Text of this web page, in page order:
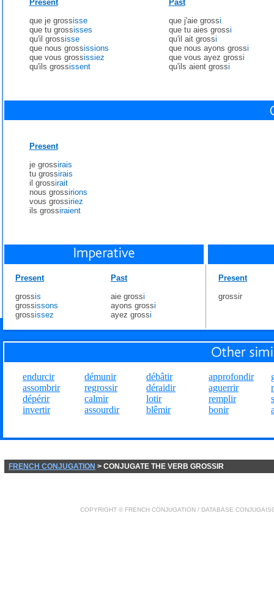
Present
que je grossisse
que tu grossisses
qu'il grossisse
que nous grossissions
que vous grossissiez
qu'ils grossissent
Past
que j'aie grossi
que tu aies grossi
qu'il ait grossi
que nous ayons grossi
que vous ayez grossi
qu'ils aient grossi
Present
je grossirais
tu grossirais
il grossirait
nous grossirions
vous grossiriez
ils grossiraient
Present
grossis
grossissons
grossissez
Past
aie grossi
ayons grossi
ayez grossi
Present
grossir
endurcir
assombrir
dépérir
invertir
démunir
regrossir
calmir
assourdir
débâtir
déraidir
lotir
blêmir
approfondir
aguerrir
remplir
bonir
FRENCH CONJUGATION > CONJUGATE THE VERB GROSSIR
COPYRIGHT © FRENCH CONJUGATION / DATABASE